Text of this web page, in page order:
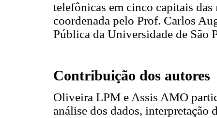
telefônicas em cinco capitais
coordenada pelo Prof. Carlos
Pública da Universidade de São
Contribuição dos autores
Oliveira LPM e Assis AMO
análise dos dados, interpretação